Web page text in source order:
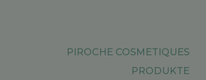
PIROCHE COSMETIQUES
PRODUKTE